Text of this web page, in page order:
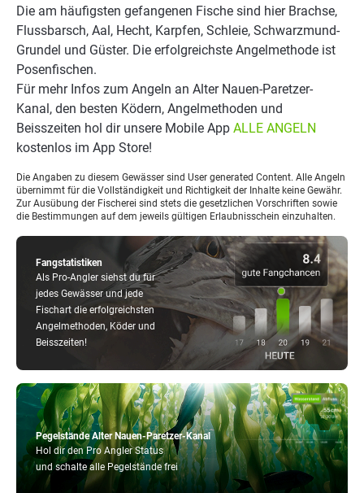
Pegelstände Alter Nauen-Paretzer-Kanal
Hol dir den Pro Angler Status
und schalte alle Pegelstände frei
Fangstatistiken
Als Pro-Angler siehst du für
jedes Gewässer und jede
Fischart die erfolgreichsten
Angelmethoden, Köder und
Beisszeiten!
Die am häufigsten gefangenen Fische sind hier Brachse,
Flussbarsch, Aal, Hecht, Karpfen, Schleie, Schwarzmund-
Grundel und Güster. Die erfolgreichste Angelmethode ist
Posenfischen.
Für mehr Infos zum Angeln an Alter Nauen-Paretzer-
Kanal, den besten Ködern, Angelmethoden und
Beisszeiten hol dir unsere Mobile App ALLE ANGELN
kostenlos im App Store!
Die Angaben zu diesem Gewässer sind User generated Content. Alle Angeln
übernimmt für die Vollständigkeit und Richtigkeit der Inhalte keine Gewähr.
Zur Ausübung der Fischerei sind stets die gesetzlichen Vorschriften sowie
die Bestimmungen auf dem jeweils gültigen Erlaubnisschein einzuhalten.